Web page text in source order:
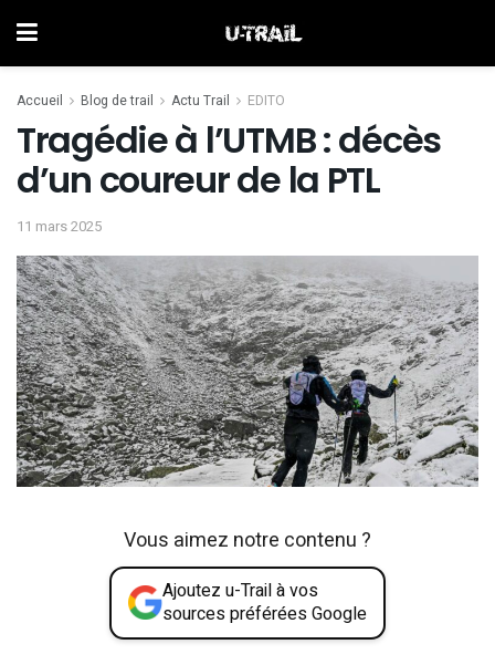
Accueil Blog de trail Actu Trail EDITO
Tragédie à l’UTMB : décès
d’un coureur de la PTL
11 mars 2025
Vous aimez notre contenu ?
Ajoutez u-Trail à vos
sources préférées Google